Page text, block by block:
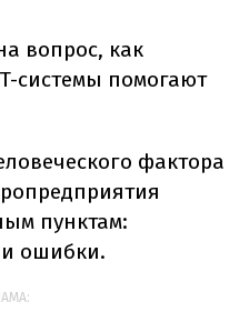
вопрос, как
системы помогают
фактора
пунктам:
ошибки.